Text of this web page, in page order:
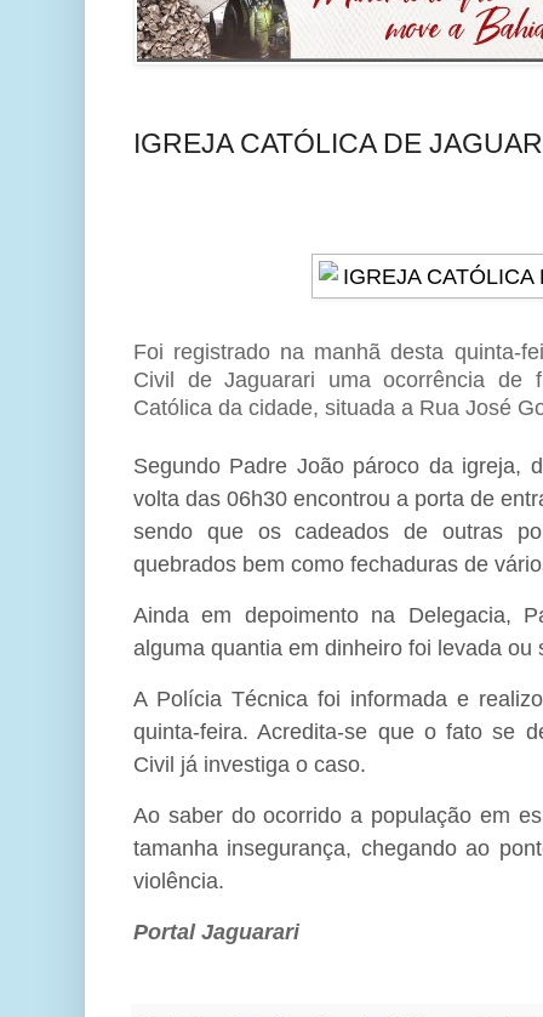
IGREJA CATÓLICA DE
Foi registrado na manhã desta quinta-
Civil de Jaguarari uma ocorrência de
Católica da cidade, situada a Rua José
Segundo Padre João pároco da igreja,
volta das 06h30 encontrou a porta de
sendo que os cadeados de outras
quebrados bem como fechaduras de
Ainda em depoimento na Delegacia,
alguma quantia em dinheiro foi levada ou
A Polícia Técnica foi informada e
quinta-feira. Acredita-se que o fato se
Civil já investiga o caso.
Ao saber do ocorrido a população em
tamanha insegurança, chegando ao
violência.
Portal Jaguarari